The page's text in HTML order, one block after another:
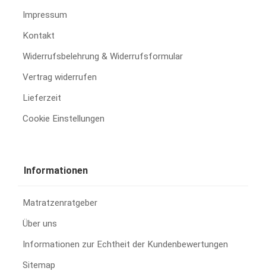
Impressum
Kontakt
Widerrufsbelehrung & Widerrufsformular
Vertrag widerrufen
Lieferzeit
Cookie Einstellungen
Informationen
Matratzenratgeber
Über uns
Informationen zur Echtheit der Kundenbewertungen
Sitemap